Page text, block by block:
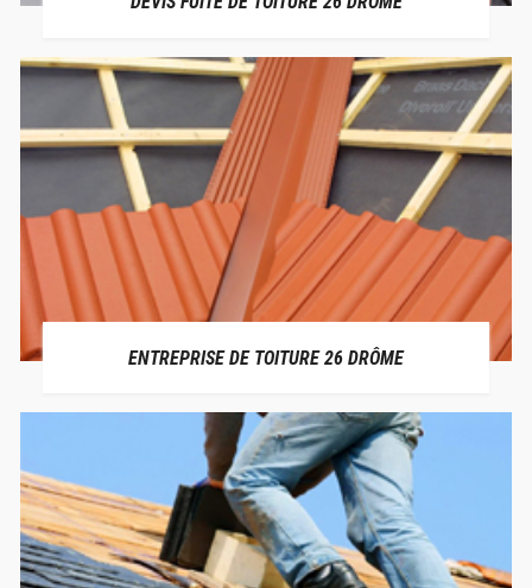
ENTREPRISE DE TOITURE 26 DRÔME